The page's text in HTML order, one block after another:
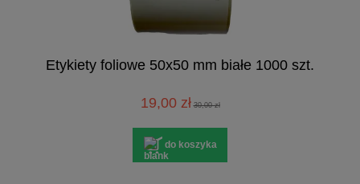
Etykiety foliowe 50x50 mm białe 1000 szt.
19,00 zł 30,00 zł
do koszyka